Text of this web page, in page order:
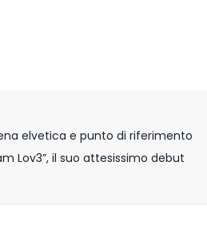
elvetica e punto di riferimento
Lov3”, il suo attesissimo debut